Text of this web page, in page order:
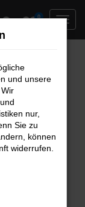
0
können:
deine
und unsere
nur,
Sie zu
können
widerrufen.